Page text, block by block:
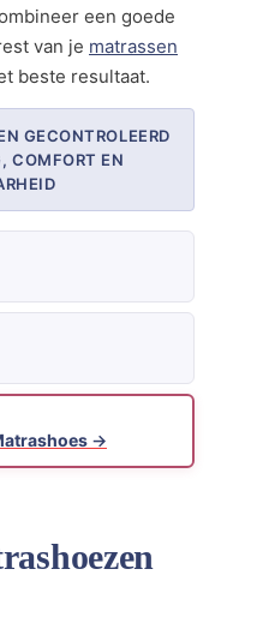
een goede
van je matrassen
beste resultaat.
GECONTROLEERD
COMFORT EN